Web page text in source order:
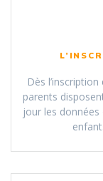
Dès
parents
jour les